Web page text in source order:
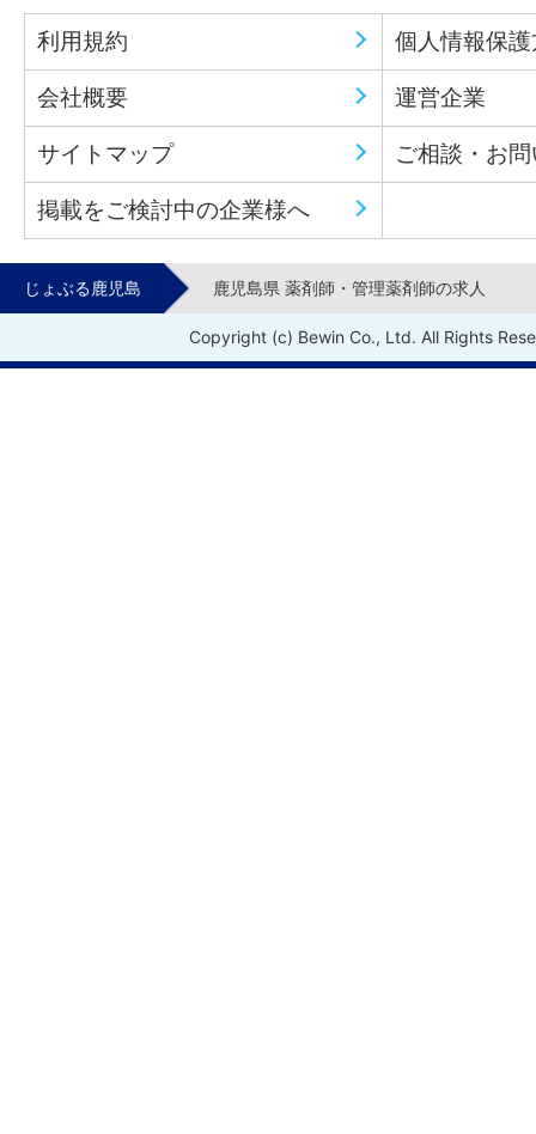
利用規約 個人情報保
会社概要 運営企業
サイトマップ ご相談・お
掲載をご検討中の企業様へ
じょぶる鹿児島 鹿児島県 薬剤師・管理薬剤師の求人
Copyright (c) Bewin Co., Ltd. All Rights